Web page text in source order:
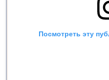
Посмотреть эту